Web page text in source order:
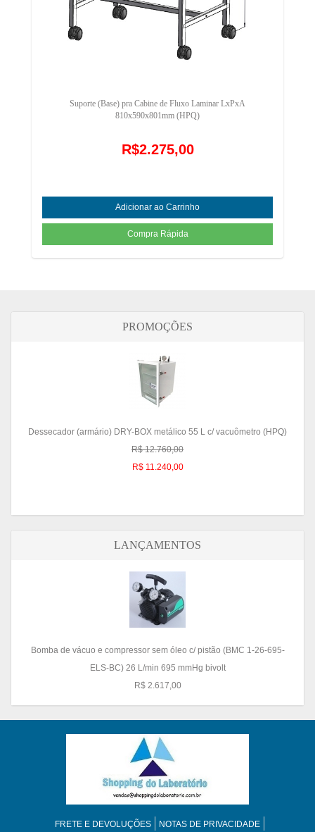
Suporte (Base) pra Cabine de Fluxo Laminar LxPxA
810x590x801mm (HPQ)
R$2.275,00
PROMOÇÕES
Dessecador (armário) DRY-BOX metálico 55 L c/ vacuômetro (HPQ)
R$ 12.760,00
R$ 11.240,00
LANÇAMENTOS
Bomba de vácuo e compressor sem óleo c/ pistão (BMC 1-26-695-
ELS-BC) 26 L/min 695 mmHg bivolt
R$ 2.617,00
FRETE E DEVOLUÇÕES NOTAS DE PRIVACIDADE